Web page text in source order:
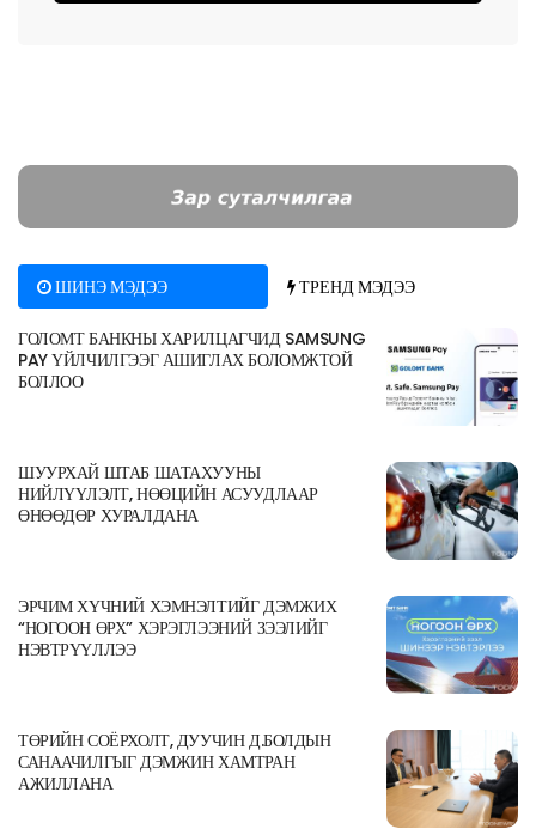
ШИНЭ МЭДЭЭ ТРЕНД МЭДЭЭ
ГОЛОМТ БАНКНЫ ХАРИЛЦАГЧИД SAMSUNG
PAY ҮЙЛЧИЛГЭЭГ АШИГЛАХ БОЛОМЖТОЙ
БОЛЛОО
ШУУРХАЙ ШТАБ ШАТАХУУНЫ
НИЙЛҮҮЛЭЛТ, НӨӨЦИЙН АСУУДЛААР
ӨНӨӨДӨР ХУРАЛДАНА
ЭРЧИМ ХҮЧНИЙ ХЭМНЭЛТИЙГ ДЭМЖИХ
“НОГООН ӨРХ” ХЭРЭГЛЭЭНИЙ ЗЭЭЛИЙГ
НЭВТРҮҮЛЛЭЭ
ТӨРИЙН СОЁРХОЛТ, ДУУЧИН Д.БОЛДЫН
САНААЧИЛГЫГ ДЭМЖИН ХАМТРАН
АЖИЛЛАНА